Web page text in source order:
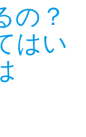
の？
はい